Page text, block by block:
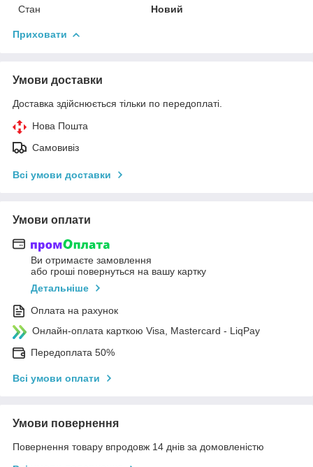
Стан
Новий
Приховати
Умови доставки
Доставка здійснюється тільки по передоплаті.
Нова Пошта
Самовивіз
Всі умови доставки
Умови оплати
Ви отримаєте замовлення
або гроші повернуться на вашу картку
Детальніше
Оплата на рахунок
Онлайн-оплата карткою Visa, Mastercard - LiqPay
Передоплата 50%
Всі умови оплати
Умови повернення
Повернення товару впродовж 14 днів за домовленістю